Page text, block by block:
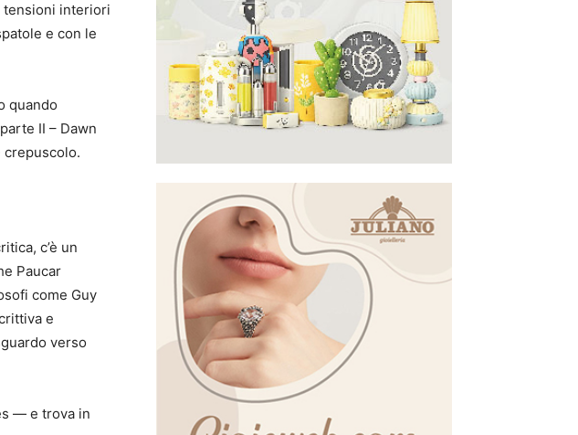
tensioni interiori
e con le
quando
II – Dawn
crepuscolo.
c’è un
Paucar
come Guy
e
verso
— e trova in